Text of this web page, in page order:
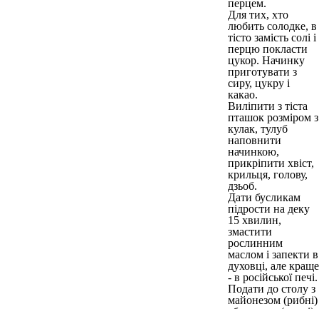
перцем.
Для тих, хто
любить солодке, в
тісто замість солі і
перцю покласти
цукор. Начинку
приготувати з
сиру, цукру і
какао.
Виліпити з тіста
пташок розміром з
кулак, тулуб
наповнити
начинкою,
прикріпити хвіст,
крильця, голову,
дзьоб.
Дати бусликам
підрости на деку
15 хвилин,
змастити
рослинним
маслом і запекти в
духовці, але краще
- в російської печі.
Подати до столу з
майонезом (рибні)